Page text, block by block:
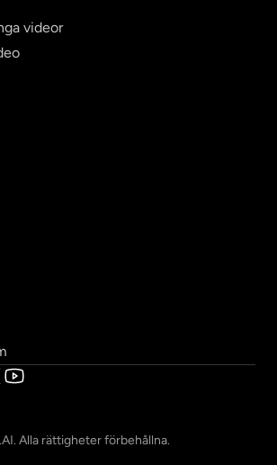
videor
Alla rättigheter förbehållna.